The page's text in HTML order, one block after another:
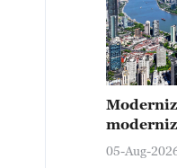
05-Aug-